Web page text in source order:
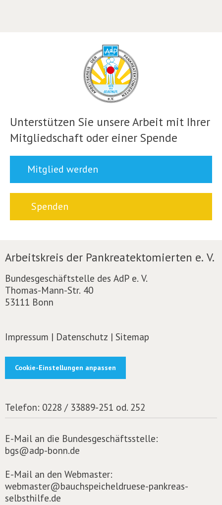
Unterstützen Sie unsere Arbeit mit Ihrer
Mitgliedschaft oder einer Spende
Mitglied werden
Spenden
Arbeitskreis der Pankreatektomierten e. V.
Bundesgeschäftstelle des AdP e. V.
Thomas-Mann-Str. 40
53111 Bonn
Impressum | Datenschutz | Sitemap
Cookie-Einstellungen anpassen
Telefon: 0228 / 33889-251 od. 252
E-Mail an die Bundesgeschäftsstelle:
bgs@adp-bonn.de
E-Mail an den Webmaster:
webmaster@bauchspeicheldruese-pankreas-
selbsthilfe.de